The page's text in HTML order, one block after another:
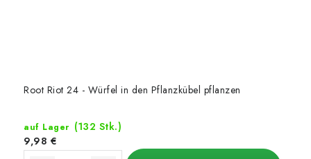
Root Riot 24 - Würfel in den Pflanzkübel pflanzen
auf Lager (132 Stk.)
9,98 €